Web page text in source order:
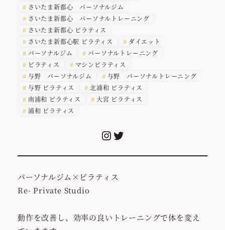
さいたま新都心 パーソナルジム
さいたま新都心 パーソナルトレーニング
さいたま新都心 ピラティス
さいたま新都心駅 ピラティス
ダイエット
パーソナルジム
パーソナルトレーニング
ピラティス
マシンピラティス
与野 パーソナルジム
与野 パーソナルトレーニング
与野 ピラティス
北浦和 ピラティス
南浦和 ピラティス
大宮 ピラティス
浦和 ピラティス
Instagram
Twitter
パーソナルジム×ピラティス
Re- Private Studio
動作を改善し、効率の良いトレーニングで体を変え